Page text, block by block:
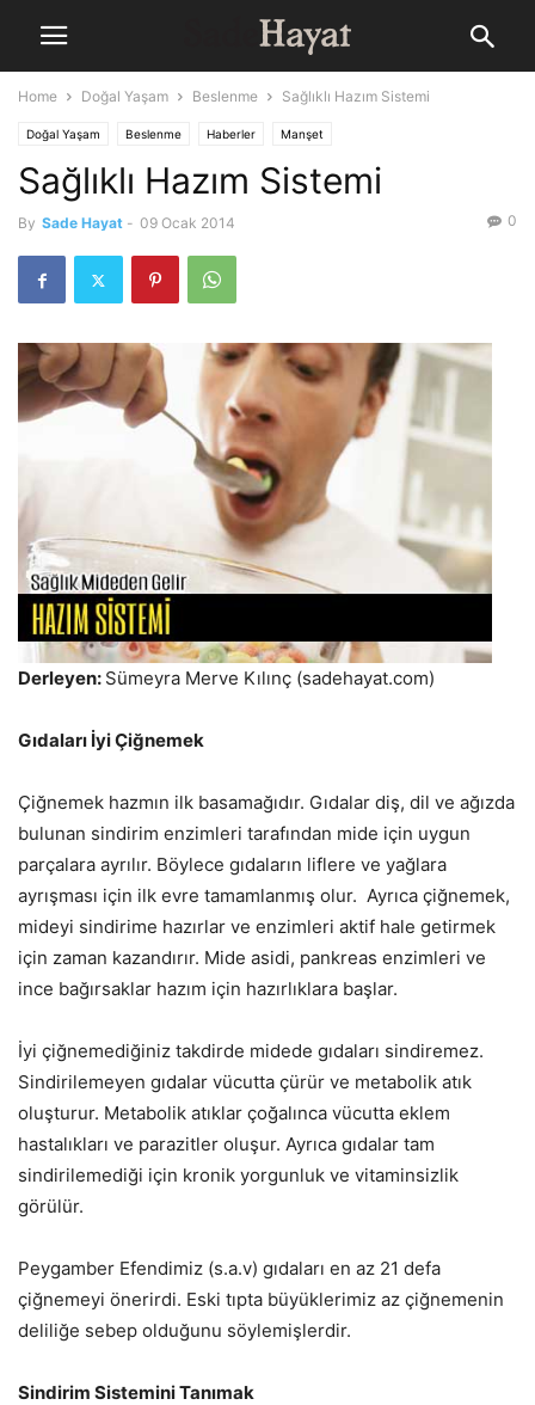
Home Doğal Yaşam Beslenme Sağlıklı Hazım Sistemi
Doğal Yaşam Beslenme Haberler Manşet
Sağlıklı Hazım Sistemi
By Sade Hayat - 09 Ocak 2014 0
Derleyen: Sümeyra Merve Kılınç (sadehayat.com)
Gıdaları İyi Çiğnemek
Çiğnemek hazmın ilk basamağıdır. Gıdalar diş, dil ve ağızda
bulunan sindirim enzimleri tarafından mide için uygun
parçalara ayrılır. Böylece gıdaların liflere ve yağlara
ayrışması için ilk evre tamamlanmış olur. Ayrıca çiğnemek,
mideyi sindirime hazırlar ve enzimleri aktif hale getirmek
için zaman kazandırır. Mide asidi, pankreas enzimleri ve
ince bağırsaklar hazım için hazırlıklara başlar.
İyi çiğnemediğiniz takdirde midede gıdaları sindiremez.
Sindirilemeyen gıdalar vücutta çürür ve metabolik atık
oluşturur. Metabolik atıklar çoğalınca vücutta eklem
hastalıkları ve parazitler oluşur. Ayrıca gıdalar tam
sindirilemediği için kronik yorgunluk ve vitaminsizlik
görülür.
Peygamber Efendimiz (s.a.v) gıdaları en az 21 defa
çiğnemeyi önerirdi. Eski tıpta büyüklerimiz az çiğnemenin
deliliğe sebep olduğunu söylemişlerdir.
Sindirim Sistemini Tanımak